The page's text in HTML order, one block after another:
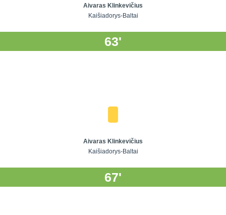
Aivaras Klinkevičius
Kaišiadorys-Baltai
63'
Aivaras Klinkevičius
Kaišiadorys-Baltai
67'